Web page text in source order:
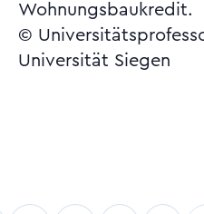
Wohnungsbaukredit.
©
Universität Siegen